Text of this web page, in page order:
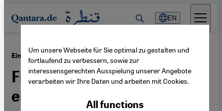
Direkt zum Inhalt springen
EN
Ein Jahr Friedensabkommen in Sudan ·23.01.2006
Friedensfachkräfte
erwünscht
Um unsere Webseite für Sie optimal zu gestalten und
fortlaufend zu verbessern, sowie zur
interessensgerechten Ausspielung unserer Angebote
verarbeiten wir Ihre Daten und arbeiten mit Cookies.
All functions